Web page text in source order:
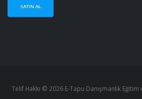
SATIN AL
Telif Hakkı © 2026 E-Tapu Danışmanlık